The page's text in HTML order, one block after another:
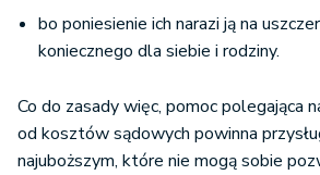
bo poniesienie ich narazi ją na
koniecznego dla siebie i rodziny.
Co do zasady więc, pomoc polegająca
od kosztów sądowych powinna
najuboższym, które nie mogą sobie